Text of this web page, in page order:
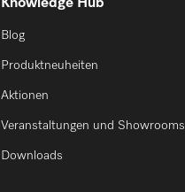
Knowledge Hub
Blog
Produktneuheiten
Aktionen
Veranstaltungen und Showrooms
Downloads